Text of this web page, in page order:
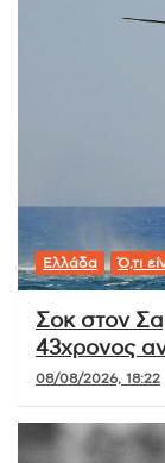
Ελλάδα Ό,τι
Σοκ στον
43χρονος
08/08/2026, 18:22